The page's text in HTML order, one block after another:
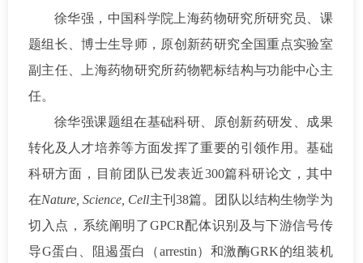
徐华强，中国科学院上海药物研究所研究员、课
题组长、博士生导师，原创新药研究全国重点实验室
副主任、上海药物研究所药物靶标结构与功能中心主
任。
徐华强课题组在基础科研、原创新药研发、成果
转化及人才培养等方面发挥了重要的引领作用。基础
科研方面，目前团队已发表近300篇科研论文，其中
在Nature, Science, Cell主刊38篇。团队以结构生物学为
切入点，系统阐明了GPCR配体识别及与下游信号传
导G蛋白、阻遏蛋白（arrestin）和激酶GRK的组装机